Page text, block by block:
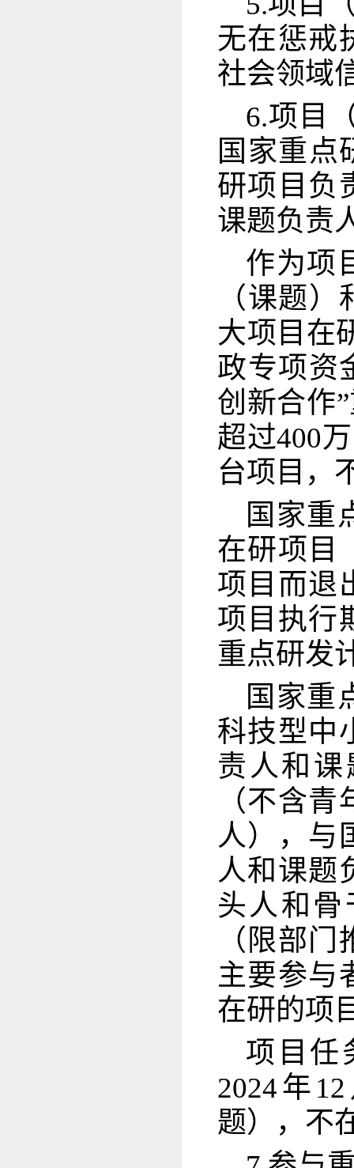
无在惩戒
社会领域
6.项目
国家重点
研项目负
课题负责
作为项
（课题
大项目在
政专项资
创新合作
超过400
台项目，
国家重
在研项目
项目而退
项目执行
重点研发
国家重
科技型中
责人和
（不含
人），与
人和课题
头人和
（限部
主要参与
在研的项
项目任
2024年
题），不